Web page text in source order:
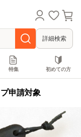
詳細検索
特集 初めての方
申請対象